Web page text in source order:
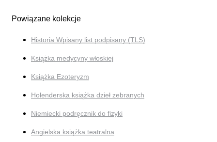
Powiązane kolekcje
Historia Wpisany list podpisany (TLS)
Książka medycyny włoskiej
Książka Ezoteryzm
Holenderska książka dzieł zebranych
Niemiecki podręcznik do fizyki
Angielska książka teatralna